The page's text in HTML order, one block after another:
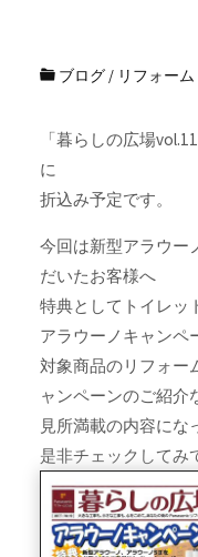
ブログ/ リフォーム
「暮らしの広場
に
折込み予定です。
今回は新型アラウー
だいたお客様へ
特典としてトイレッ
アラウーノキャンペ
対象商品のリフォー
ャンペーンのご紹介
見所満載の内容にな
是非チェックしてみ